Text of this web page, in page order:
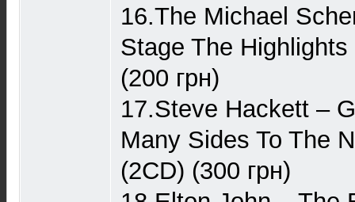
16.The Michael
Stage The
(200 грн)
17.Steve Hackett –
Many Sides To The
(2CD) (300 грн)